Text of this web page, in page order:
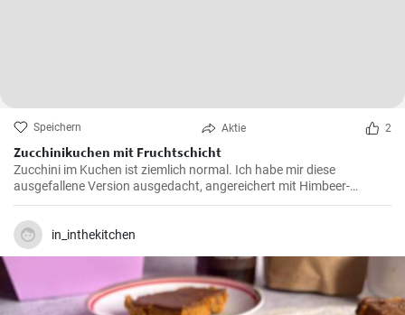
Speichern Aktie 2
Zucchinikuchen mit Fruchtschicht
Zucchini im Kuchen ist ziemlich normal. Ich habe mir diese
ausgefallene Version ausgedacht, angereichert mit Himbeer-
Johannisbeerschicht und Schokolade. Zudem ist es glutenfrei.
in_inthekitchen